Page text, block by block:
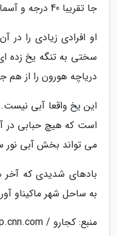
جا تقریبا 40 درجه و آسمان نیمه ابری بود.
او افرادی زیادی را
سختی به تنگه یخ زده
دریاچه هورون را از هم
این یخ واقعا آبی
است که هیچ حبابی در
می تواند بخش آبی نور
بادهای شدیدی که
به ساحل شهر ماکیناو
منبع: کجارو / amp.cnn.com